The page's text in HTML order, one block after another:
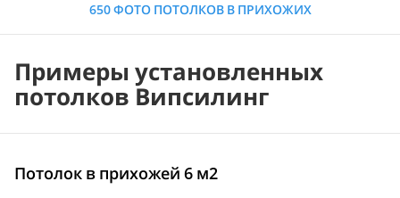
650 ФОТО ПОТОЛКОВ В ПРИХОЖИХ
Примеры установленных
потолков Випсилинг
Потолок в прихожей 6 м2